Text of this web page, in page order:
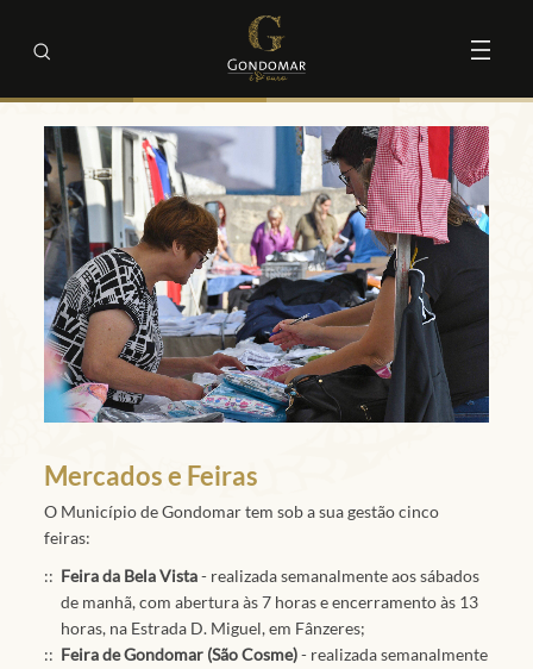
Mercados e Feiras
O Município de Gondomar tem sob a sua gestão cinco
feiras:
Feira da Bela Vista- realizada semanalmente aos sábados
de manhã, com abertura às 7 horas e encerramento às 13
horas, na Estrada D. Miguel, em Fânzeres;
Feira de Gondomar (São Cosme)- realizada semanalmente